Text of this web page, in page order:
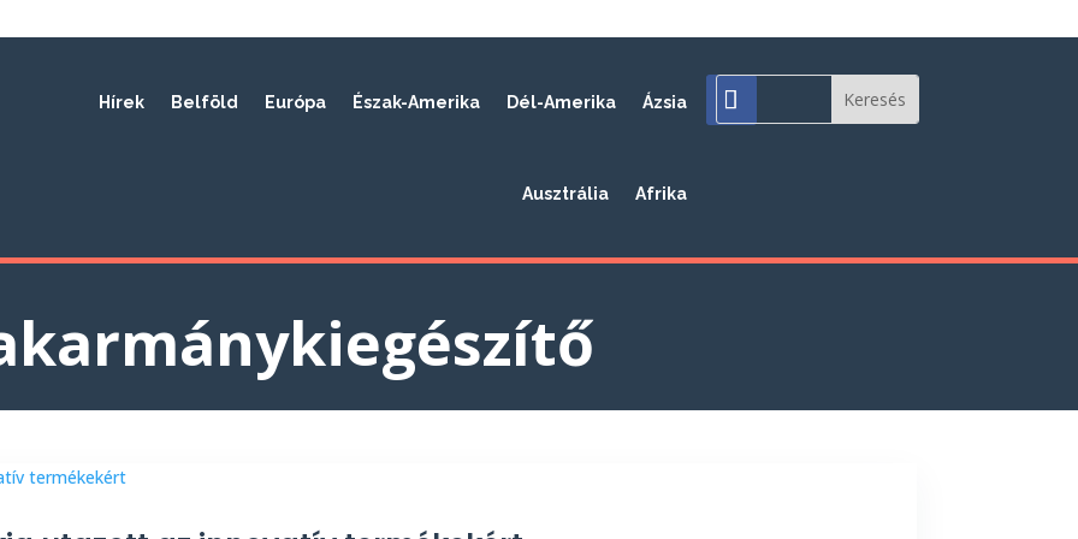
Hírek Belföld Európa Észak-Amerika Dél-Amerika Ázsia
Ausztrália Afrika